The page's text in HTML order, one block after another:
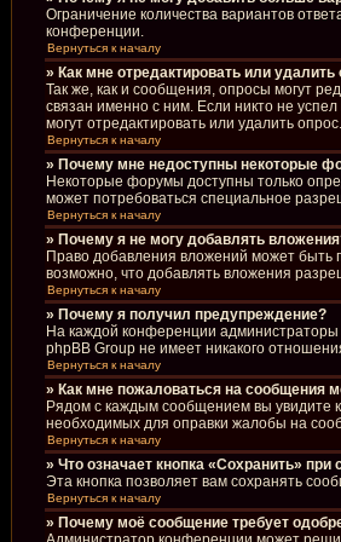
Ограничение количества вариантов
конференции.
Вернуться к началу
» Как мне отредактировать или удалить
Так же, как и сообщения, опросы могут
связан именно с ним. Если никто не
могут отредактировать или удалить
Вернуться к началу
» Почему мне недоступны некоторые
Некоторые форумы доступны только
может потребоваться специальное
Вернуться к началу
» Почему я не могу добавлять
Право добавления вложений может быть
возможно, что добавлять вложения
Вернуться к началу
» Почему я получил предупреждение?
На каждой конференции
phpBB Group не имеет никакого
Вернуться к началу
» Как мне пожаловаться на сообщения
Рядом с каждым сообщением вы увидите
необходимых для оправки жалобы на
Вернуться к началу
» Что означает кнопка «Сохранить»
Эта кнопка позволяет вам сохранять
Вернуться к началу
» Почему моё сообщение требует